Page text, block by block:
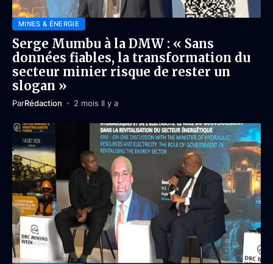
MINES & ÉNERGIE
Serge Mumbu à la DMW : « Sans
données fiables, la transformation du
secteur minier risque de rester un
slogan »
ParRédaction 2 mois Il y a